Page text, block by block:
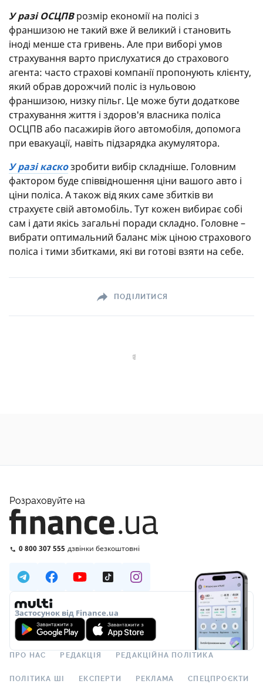
У разі ОСЦПВрозмір економії на полісі з
франшизою не такий вже й великий і становить
іноді менше ста гривень. Але при виборі умов
страхування варто прислухатися до страхового
агента: часто страхові компанії пропонують клієнту,
який обрав дорожчий поліс із нульовою
франшизою, низку пільг. Це може бути додаткове
страхування життя і здоров'я власника поліса
ОСЦПВ або пасажирів його автомобіля, допомога
при евакуації, навіть підзарядка акумулятора.
У разі каскозробити вибір складніше. Головним
фактором буде співвідношення ціни вашого авто і
ціни поліса. А також від яких саме збитків ви
страхуєте свій автомобіль. Тут кожен вибирає собі
сам і дати якісь загальні поради складно. Головне –
вибрати оптимальний баланс між ціною страхового
поліса і тими збитками, які ви готові взяти на себе.
ПОДІЛИТИСЯ
Розраховуйте на
0 800 307 555 дзвінки безкоштовні
Застосунок від Finance.ua
ПРО НАС РЕДАКЦІЯ РЕДАКЦІЙНА ПОЛІТИКА
ПОЛІТИКА ШІ ЕКСПЕРТИ РЕКЛАМА СПЕЦПРОЄКТИ